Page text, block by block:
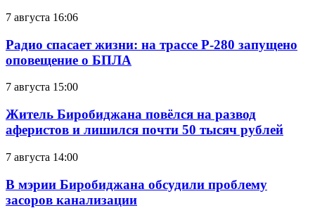
7 августа 16:06
Радио спасает жизни: на трассе Р-280 запущено
оповещение о БПЛА
7 августа 15:00
Житель Биробиджана повёлся на развод
аферистов и лишился почти 50 тысяч рублей
7 августа 14:00
В мэрии Биробиджана обсудили проблему
засоров канализации